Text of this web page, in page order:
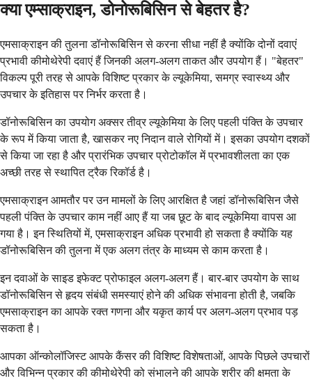
क्या एम्साक्राइन, डोनोरूबिसिन से बेहतर है?
एमसाक्राइन की तुलना डॉनोरूबिसिन से करना सीधा नहीं है क्योंकि दोनों दवाएं
प्रभावी कीमोथेरेपी दवाएं हैं जिनकी अलग-अलग ताकत और उपयोग हैं। "बेहतर"
विकल्प पूरी तरह से आपके विशिष्ट प्रकार के ल्यूकेमिया, समग्र स्वास्थ्य और
उपचार के इतिहास पर निर्भर करता है।
डॉनोरूबिसिन का उपयोग अक्सर तीव्र ल्यूकेमिया के लिए पहली पंक्ति के उपचार
के रूप में किया जाता है, खासकर नए निदान वाले रोगियों में। इसका उपयोग दशकों
से किया जा रहा है और प्रारंभिक उपचार प्रोटोकॉल में प्रभावशीलता का एक
अच्छी तरह से स्थापित ट्रैक रिकॉर्ड है।
एमसाक्राइन आमतौर पर उन मामलों के लिए आरक्षित है जहां डॉनोरूबिसिन जैसे
पहली पंक्ति के उपचार काम नहीं आए हैं या जब छूट के बाद ल्यूकेमिया वापस आ
गया है। इन स्थितियों में, एमसाक्राइन अधिक प्रभावी हो सकता है क्योंकि यह
डॉनोरूबिसिन की तुलना में एक अलग तंत्र के माध्यम से काम करता है।
इन दवाओं के साइड इफेक्ट प्रोफाइल अलग-अलग हैं। बार-बार उपयोग के साथ
डॉनोरूबिसिन से हृदय संबंधी समस्याएं होने की अधिक संभावना होती है, जबकि
एमसाक्राइन का आपके रक्त गणना और यकृत कार्य पर अलग-अलग प्रभाव पड़
सकता है।
आपका ऑन्कोलॉजिस्ट आपके कैंसर की विशिष्ट विशेषताओं, आपके पिछले उपचारों
और विभिन्न प्रकार की कीमोथेरेपी को संभालने की आपके शरीर की क्षमता के